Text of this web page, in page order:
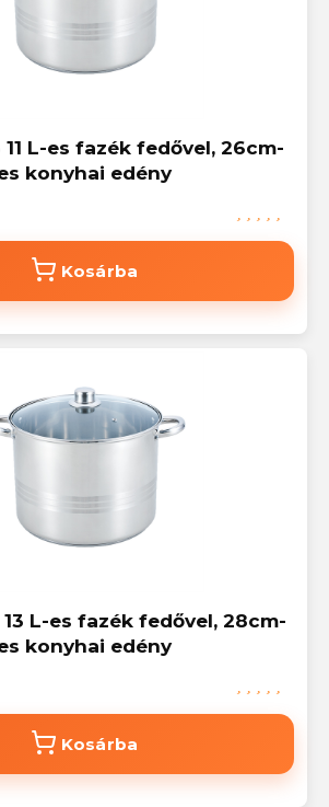
11 L-es fazék fedővel, 26cm-
konyhai edény
Kosárba
13 L-es fazék fedővel, 28cm-
konyhai edény
Kosárba